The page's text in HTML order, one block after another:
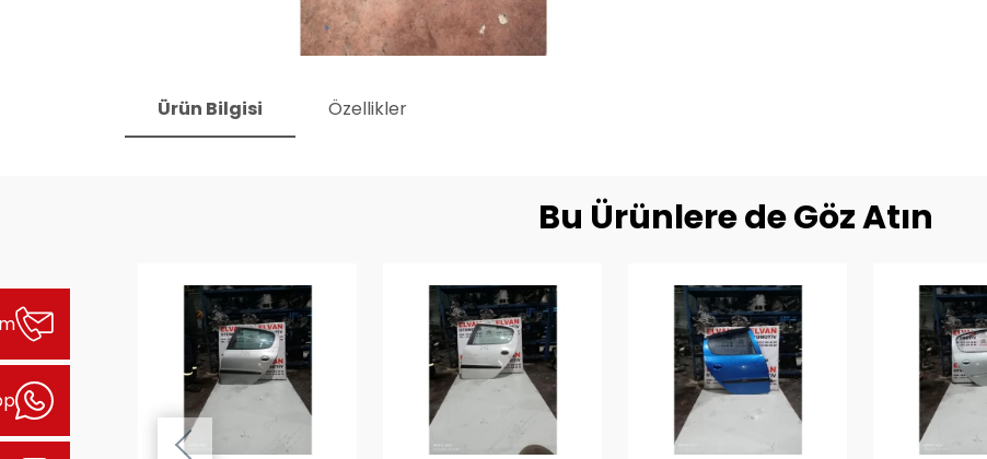
Ürün Bilgisi Özellikler
Bu Ürünlere de Göz Atın